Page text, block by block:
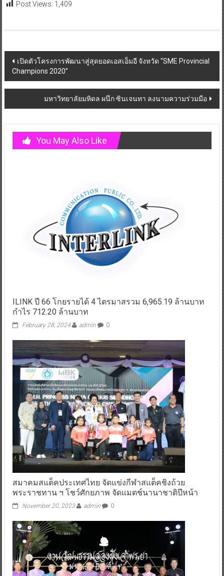
Post Views: 1,409
Post
navigation
เปิดตัวโครงการพัฒนาสู่สุดยอดเอสเอ็มอี จังหวัด “SME Provincial
Champions 2020”
มหาวิทยาลัยมหิดล ผนึก ซินเจนทา ลงนามความร่วมมือ
You May Also Like
ILINK ปี 66 โกยรายได้ 4 ไตรมาสรวม 6,965.19 ล้านบาท
กำไร 712.20 ล้านบาท
February 28, 2024 admin 0
สมาคมสแต็คประเทศไทย จัดแข่งกีฬาสแต็คชิงถ้วย
พระราชทาน ฯ โชว์ศักยภาพ จัดแมตช์นานาชาติปีหน้า
November 20, 2023 admin 0